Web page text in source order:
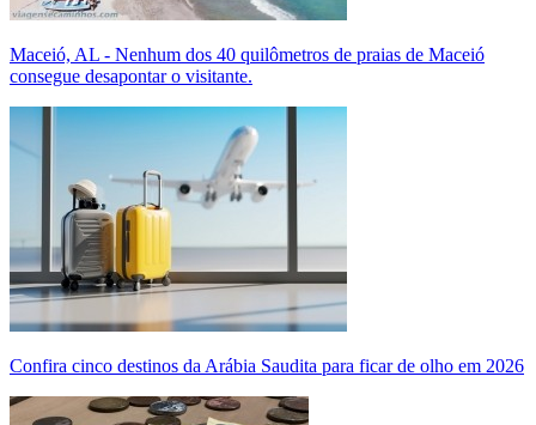
Maceió, AL - Nenhum dos 40 quilômetros de praias de Maceió
consegue desapontar o visitante.
Confira cinco destinos da Arábia Saudita para ficar de olho em 2026